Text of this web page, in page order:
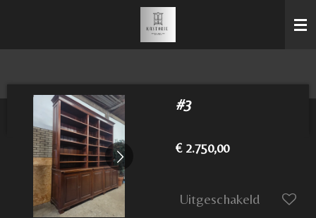
#3
€ 2.750,00
Uitgeschakeld